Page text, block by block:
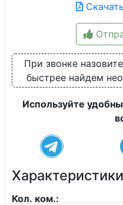
При звонке назовите
быстрее найдем
Используйте
Кол. ком.: